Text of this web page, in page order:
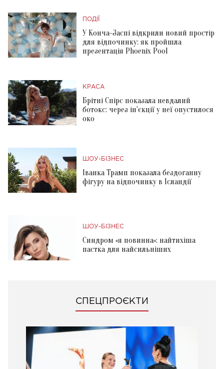
ПОДІЇ
У Конча-Заспі відкрили новий простір
для відпочинку: як пройшла
презентація Phoenix Pool
КРАСА
Брітні Спірс показала невдалий
ботокс: через ін'єкції у неї опустилося
око
ШОУ-БІЗНЕС
Іванка Трамп показала бездоганну
фігуру на відпочинку в Ісландії
ШОУ-БІЗНЕС
Синдром «я повинна»: найтихіша
пастка для найсильніших
СПЕЦПРОЄКТИ